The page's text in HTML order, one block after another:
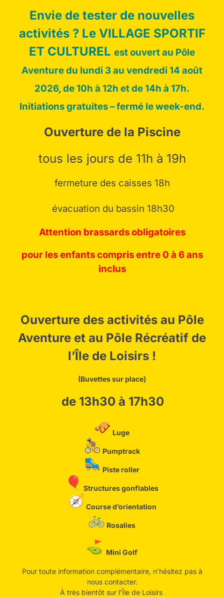
animée par le Syndicat Mixte pour le
compte du conseil départemental de
d’agglomération de l’Étampois Sud-
Île de loisirs d’Etampes
Envie de tester de nouvelles
activités ? Le VILLAGE SPORTIF
ET CULTUREL est ouvert au Pôle
Aventure du lundi 3 au vendredi 14 août
2026, de 10h à 12h et de 14h à 17h.
Initiations gratuites – fermé le week-end.
Ouverture de la Piscine
tous les jours de 11h à 19h
fermeture des caisses 18h
évacuation du bassin 18h30
Attention brassards obligatoires
pour les enfants compris entre 0 à 6 ans
inclus
Ouverture des activités au Pôle
Aventure et au Pôle Récréatif de
l’Île de Loisirs !
(Buvettes sur place)
de 13h30 à 17h30
Luge
Pumptrack
Piste roller
Structures gonflables
Course d’orientation
Rosalies
Mini Golf
Pour toute information complémentaire, n’hésitez pas à
nous contacter.
À très bientôt sur l’Île de Loisirs